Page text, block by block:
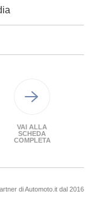
VAI ALLA
SCHEDA
COMPLETA
di Automoto.it dal 2016